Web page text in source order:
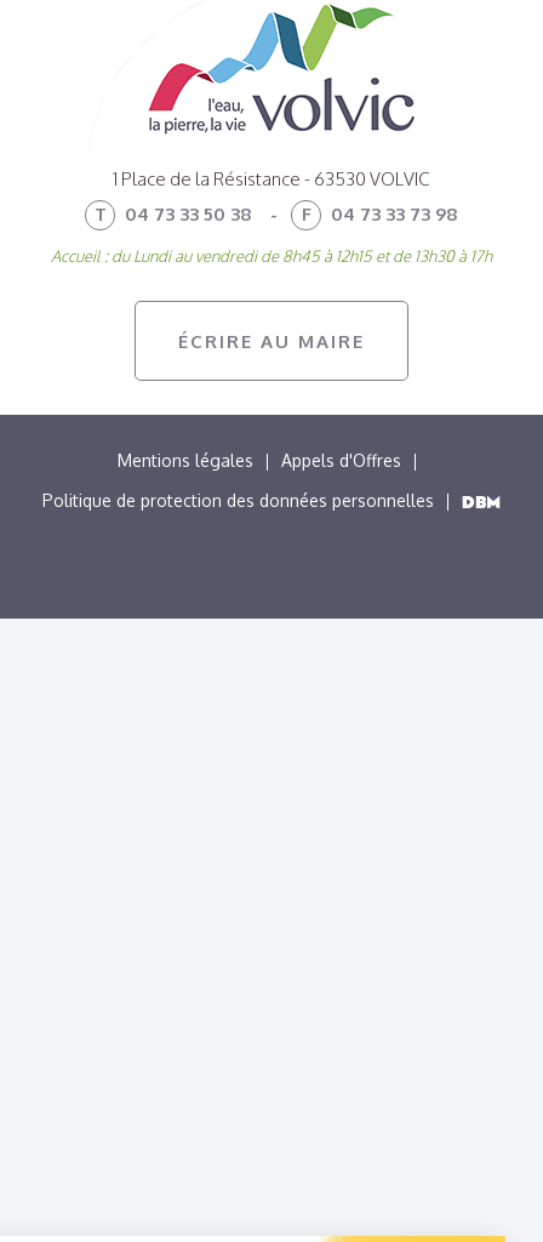
ÉCRIRE AU MAIRE
1 Place de la Résistance - 63530 VOLVIC
T
04 73 33 50 38 - F 04 73 33 73 98
Accueil : du Lundi au vendredi de 8h45 à 12h15 et de 13h30 à 17h
MENU
PIED
Mentions légales
Appels d'Offres
Politique de protection des données personnelles